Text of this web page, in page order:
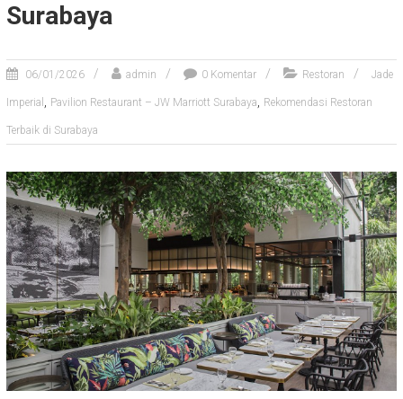
Surabaya
06/01/2026 admin 0 Komentar Restoran Jade
Imperial , Pavilion Restaurant – JW Marriott Surabaya, Rekomendasi Restoran
Terbaik di Surabaya